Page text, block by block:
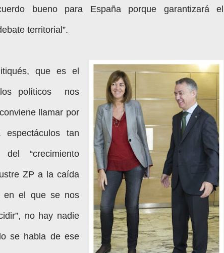
bueno para España porque garantizará el
territorial”.
que es el
políticos nos
llamar por
tan
“crecimiento
ZP a la caída
en el que se nos
no hay nadie
se habla de ese